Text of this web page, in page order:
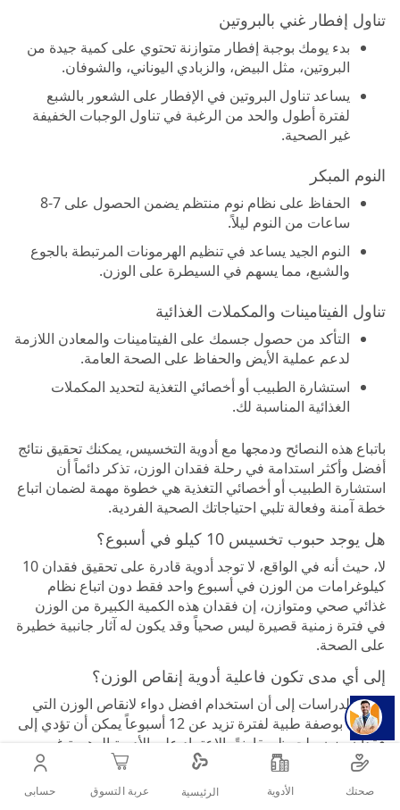
تناول إفطار غني بالبروتين
بدء يومك بوجبة إفطار متوازنة تحتوي على كمية جيدة من
البروتين، مثل البيض، والزبادي اليوناني، والشوفان.
يساعد تناول البروتين في الإفطار على الشعور بالشبع
لفترة أطول والحد من الرغبة في تناول الوجبات الخفيفة
غير الصحية.
النوم المبكر
الحفاظ على نظام نوم منتظم يضمن الحصول على 7-8
ساعات من النوم ليلاً.
النوم الجيد يساعد في تنظيم الهرمونات المرتبطة بالجوع
والشبع، مما يسهم في السيطرة على الوزن.
تناول الفيتامينات والمكملات الغذائية
التأكد من حصول جسمك على الفيتامينات والمعادن اللازمة
لدعم عملية الأيض والحفاظ على الصحة العامة.
استشارة الطبيب أو أخصائي التغذية لتحديد المكملات
الغذائية المناسبة لك.
باتباع هذه النصائح ودمجها مع أدوية التخسيس، يمكنك تحقيق نتائج
أفضل وأكثر استدامة في رحلة فقدان الوزن، تذكر دائماً أن
استشارة الطبيب أو أخصائي التغذية هي خطوة مهمة لضمان اتباع
خطة آمنة وفعالة تلبي احتياجاتك الصحية الفردية.
هل يوجد حبوب تخسيس 10 كيلو في أسبوع؟
لا، حيث أنه في الواقع، لا توجد أدوية قادرة على تحقيق فقدان 10
كيلوغرامات من الوزن في أسبوع واحد فقط دون اتباع نظام
غذائي صحي ومتوازن، إن فقدان هذه الكمية الكبيرة من الوزن
في فترة زمنية قصيرة ليس صحياً وقد يكون له آثار جانبية خطيرة
على الصحة.
إلى أي مدى تكون فاعلية أدوية إنقاص الوزن؟
تشير الدراسات إلى أن استخدام افضل دواء لانقاص الوزن التي
تُصرف بوصفة طبية لفترة تزيد عن 12 أسبوعاً يمكن أن تؤدي إلى
فقدان وزن ملحوظ مقارنةً بالاعتماد على الأدوية الوهمية غير
الفعالة، هذا التأثير يصبح أكثر وضوحاً عند دمج الأدوية مع تغييرات
في نمط الحياة مما يزيد من نسبة فقدان الوزن مقارنةً بتغييرات
نمط الحياة وحدها.
صحتك الأدوية الرئيسية عربة التسوق حسابى